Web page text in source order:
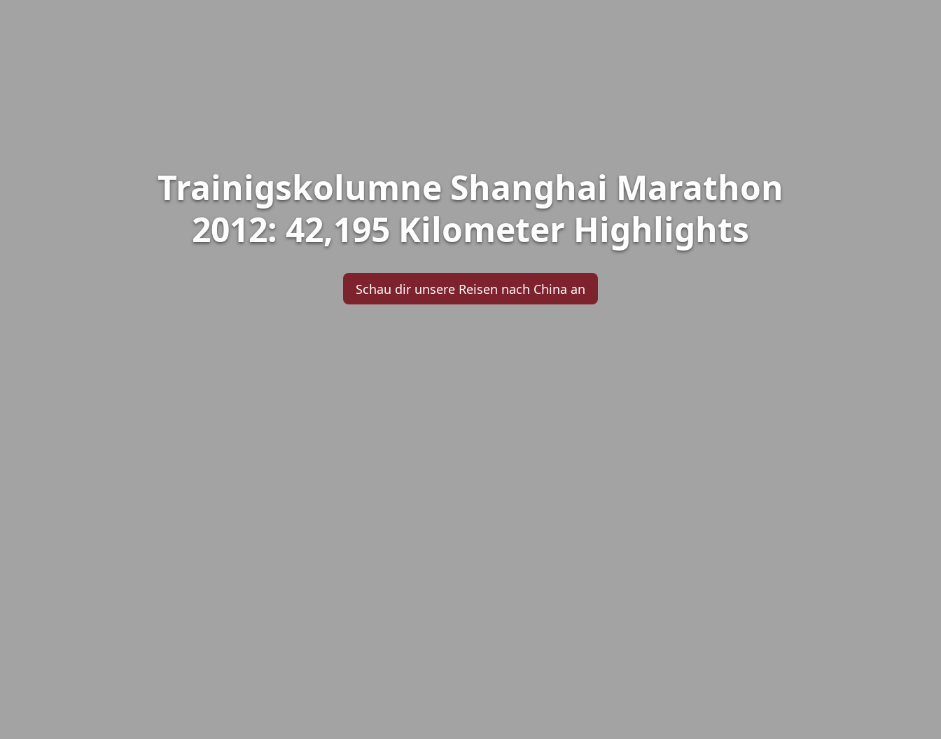
Trainigskolumne Shanghai Marathon
2012: 42,195 Kilometer Highlights
Schau dir unsere Reisen nach China an